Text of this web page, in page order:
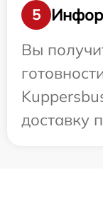
5
Вы
доставку